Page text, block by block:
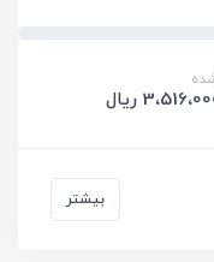
ریال
بیشتر